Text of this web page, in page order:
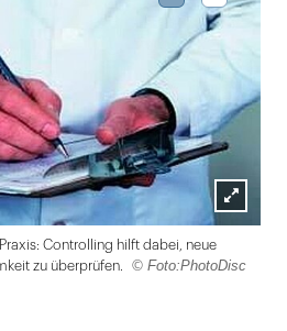
Lightbox
öffnen
Controlling hilft dabei, neue
zu überprüfen.
© Foto:PhotoDisc